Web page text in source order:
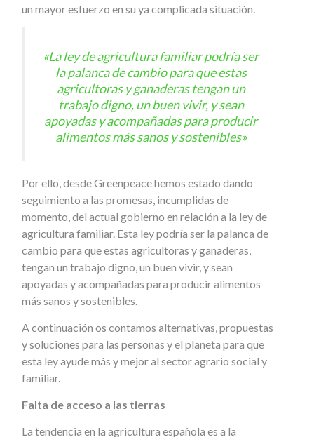
un mayor esfuerzo en su ya complicada situación.
«La ley de agricultura familiar podría ser
la palanca de cambio para que estas
agricultoras y ganaderas tengan un
trabajo digno, un buen vivir, y sean
apoyadas y acompañadas para producir
alimentos más sanos y sostenibles»
Por ello, desde Greenpeace hemos estado dando
seguimiento a las promesas, incumplidas de
momento, del actual gobierno en relación a la ley de
agricultura familiar. Esta ley podría ser la palanca de
cambio para que estas agricultoras y ganaderas,
tengan un trabajo digno, un buen vivir, y sean
apoyadas y acompañadas para producir alimentos
más sanos y sostenibles.
A continuación os contamos alternativas, propuestas
y soluciones para las personas y el planeta para que
esta ley ayude más y mejor al sector agrario social y
familiar.
Falta de acceso a las tierras
La tendencia en la agricultura española es a la